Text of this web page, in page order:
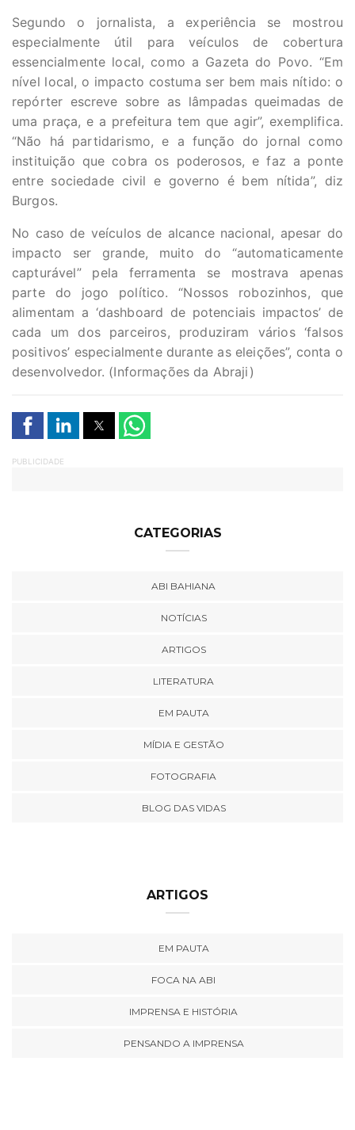
Segundo o jornalista, a experiência se mostrou
especialmente útil para veículos de cobertura
essencialmente local, como a Gazeta do Povo. “Em
nível local, o impacto costuma ser bem mais nítido: o
repórter escreve sobre as lâmpadas queimadas de
uma praça, e a prefeitura tem que agir”, exemplifica.
“Não há partidarismo, e a função do jornal como
instituição que cobra os poderosos, e faz a ponte
entre sociedade civil e governo é bem nítida”, diz
Burgos.
No caso de veículos de alcance nacional, apesar do
impacto ser grande, muito do “automaticamente
capturável” pela ferramenta se mostrava apenas
parte do jogo político. “Nossos robozinhos, que
alimentam a ‘dashboard de potenciais impactos’ de
cada um dos parceiros, produziram vários ‘falsos
positivos’ especialmente durante as eleições”, conta o
desenvolvedor. (Informações da Abraji)
PUBLICIDADE
CATEGORIAS
ABI BAHIANA
NOTÍCIAS
ARTIGOS
LITERATURA
EM PAUTA
MÍDIA E GESTÃO
FOTOGRAFIA
BLOG DAS VIDAS
ARTIGOS
EM PAUTA
FOCA NA ABI
IMPRENSA E HISTÓRIA
PENSANDO A IMPRENSA